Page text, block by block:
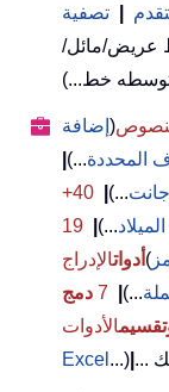
تصفية
عريض/مائل/
( إضافة
المحددة...)
...)
40+
...)
19
أدواتالإدراج (
...)
7 دمج
الأدوات
Excel ...)